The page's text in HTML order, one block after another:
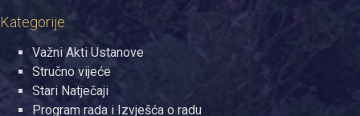
Kategorije
Važni Akti Ustanove
Stručno vijeće
Stari Natječaji
Program rada i Izvješća o radu